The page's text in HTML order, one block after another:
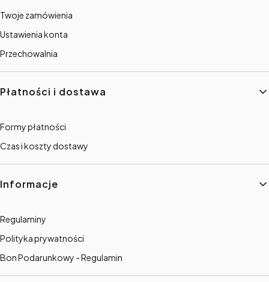
Twoje zamówienia
Ustawienia konta
Przechowalnia
Płatności i dostawa
Formy płatności
Czas i koszty dostawy
Informacje
Regulaminy
Polityka prywatności
Bon Podarunkowy - Regulamin